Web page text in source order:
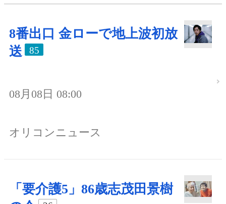
8番出口 金ローで地上波初放
送
85
08月08日 08:00
オリコンニュース
「要介護5」86歳志茂田景樹